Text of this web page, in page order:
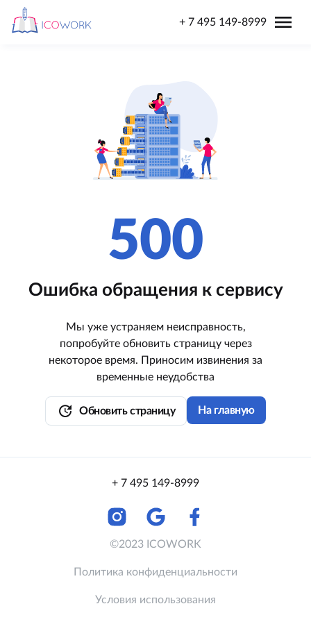
+ 7 495 149-8999 menu
500
Ошибка обращения к сервису
Мы уже устраняем неисправность,
попробуйте обновить страницу через
некоторое время. Приносим извинения за
временные неудобства
update Обновить страницу На главную
+ 7 495 149-8999
©2023 ICOWORK
Политика конфиденциальности
Условия использования